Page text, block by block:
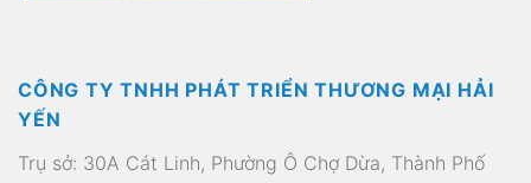
CÔNG TY TNHH PHÁT TRIỂN THƯƠNG MẠI HẢI
YẾN
Trụ sở: 30A Cát Linh, Phường Ô Chợ Dừa, Thành Phố